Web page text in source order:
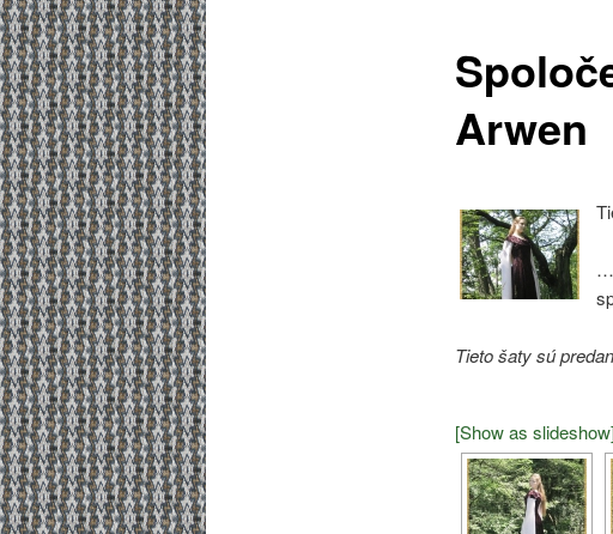
Arwen
Tieto šaty sú
[Show as